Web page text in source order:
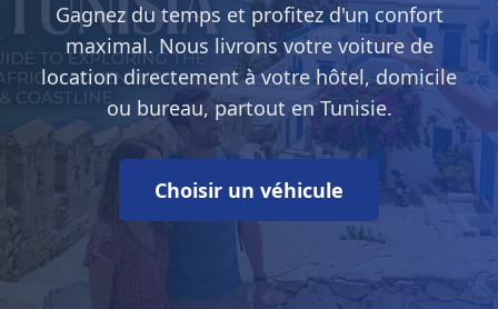
Gagnez du temps et profitez d'un confort
maximal. Nous livrons votre voiture de
location directement à votre hôtel, domicile
ou bureau, partout en Tunisie.
Choisir un véhicule